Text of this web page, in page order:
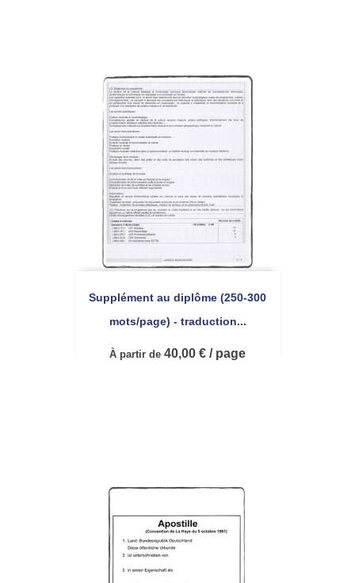
Supplément au diplôme (250-300
mots/page) - traduction...
À partir de 40,00 € / page